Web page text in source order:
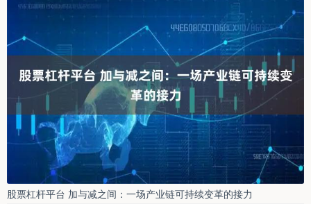
股票杠杆平台 加与减之间：一场产业链可持续变革的接力